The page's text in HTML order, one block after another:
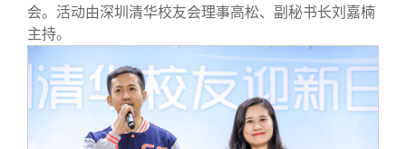
会。活动由深圳清华校友会理事高松、副秘书长刘嘉楠
主持。